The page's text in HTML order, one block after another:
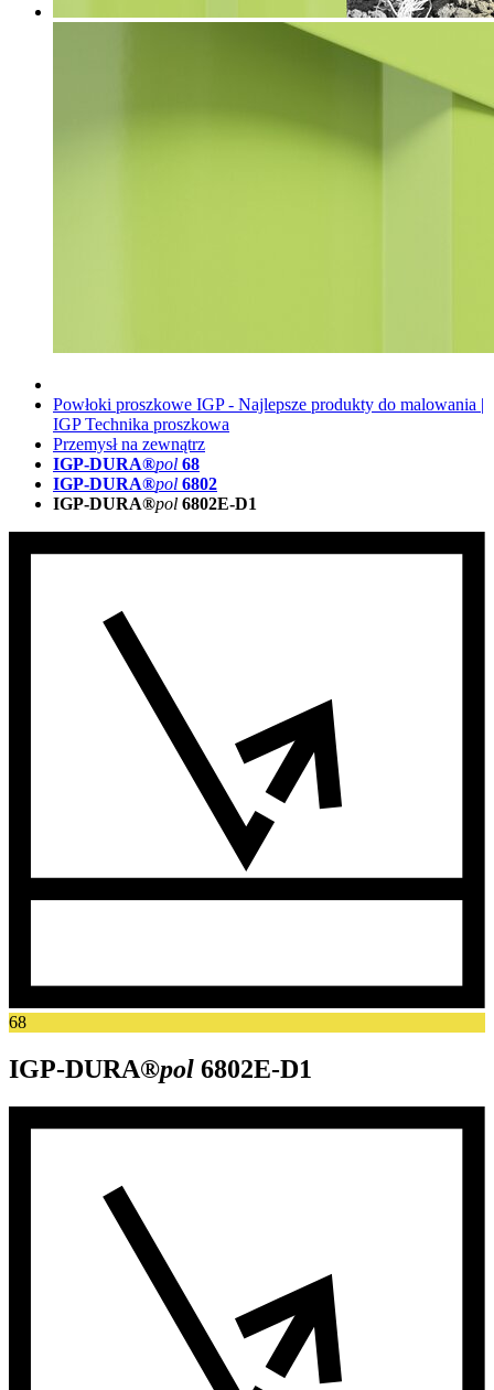
Powłoki proszkowe IGP - Najlepsze produkty do malowania |
IGP Technika proszkowa
Przemysł na zewnątrz
IGP-DURA®pol 68
IGP-DURA®pol 6802
IGP-DURA®pol 6802E-D1
68
IGP-DURA®pol 6802E-D1